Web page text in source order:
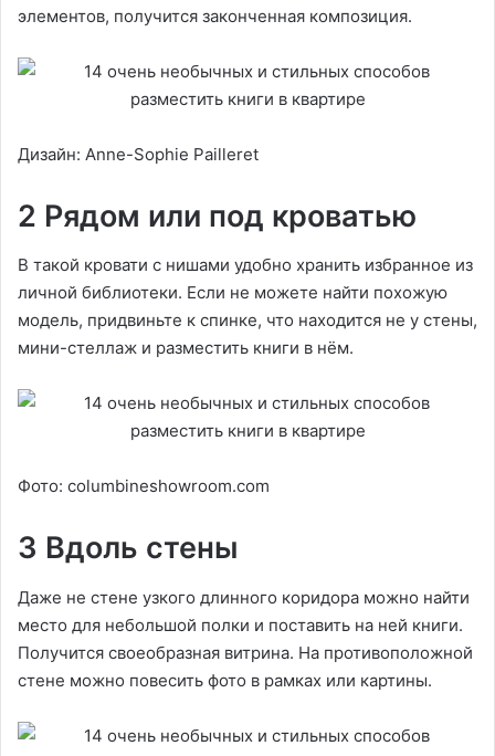
элементов, получится законченная композиция.
Дизайн: Anne-Sophie Pailleret
2 Рядом или под кроватью
В такой кровати с нишами удобно хранить избранное из
личной библиотеки. Если не можете найти похожую
модель, придвиньте к спинке, что находится не у стены,
мини-стеллаж и разместить книги в нём.
Фото: columbineshowroom.com
3 Вдоль стены
Даже не стене узкого длинного коридора можно найти
место для небольшой полки и поставить на ней книги.
Получится своеобразная витрина. На противоположной
стене можно повесить фото в рамках или картины.